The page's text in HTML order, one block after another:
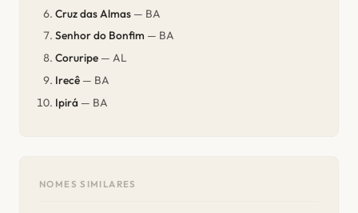
Cruz das Almas — BA
Senhor do Bonfim — BA
Coruripe — AL
Irecê — BA
Ipirá — BA
NOMES SIMILARES